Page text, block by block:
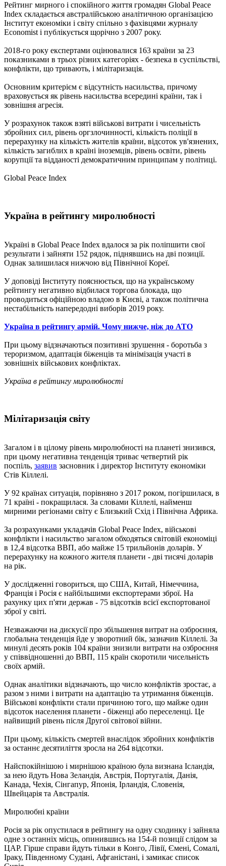
Рейтинг мирного і спокійного життя громадян Global Peace
Index складається австралійською аналітичною організацією
Інститут економіки і світу спільно з фахівцями журналу
Economist і публікується щорічно з 2007 року.
2018-го року експертами оцінювалися 163 країни за 23
показниками в трьох різних категоріях - безпека в суспільстві,
конфлікти, що тривають, і мілітаризація.
Основним критерієм є відсутність насильства, причому
враховується як рівень насильства всередині країни, так і
зовнішня агресія.
У розрахунок також взяті військові витрати і чисельність
збройних сил, рівень оргзлочинності, кількість поліції в
перерахунку на кількість жителів країни, відсоток ув'язнених,
кількість загиблих в країні іноземців, рівень освіти, рівень
корупції та відданості демократичним принципам у політиці.
Global Peace Index
Україна в рейтингу миролюбності
Україні в Global Peace Index вдалося за рік поліпшити свої
результати і зайняти 152 рядок, піднявшись на дві позиції.
Однак залишилася нижчою від Північної Кореї.
У доповіді Інституту пояснюється, що на українському
рейтингу негативно відбилася торгова блокада, що
проводиться офіційною владою в Києві, а також політична
нестабільність напередодні виборів 2019 року.
Україна в рейтингу армій. Чому нижче, ніж до АТО
При цьому відзначаються позитивні зрушення - боротьба з
тероризмом, адаптація біженців та мінімізація участі в
зовнішніх військових конфліктах.
Україна в рейтингу миролюбності
Мілітаризація світу
Загалом і в цілому рівень миролюбності на планеті знизився,
при цьому негативна тенденція триває четвертий рік
поспіль, заявив засновник і директор Інституту економіки
Стів Кіллелі.
У 92 країнах ситуація, порівняно з 2017 роком, погіршилася, в
71 країні - покращилася. За словами Кіллелі, найменш
мирними регіонами світу є Близький Схід і Північна Африка.
За розрахунками укладачів Global Peace Index, військові
конфлікти і насильство загалом обходяться світовій економіці
в 12,4 відсотка ВВП, або майже 15 трильйонів доларів. У
перерахунку на кожного жителя планети - дві тисячі доларів
на рік.
У дослідженні говориться, що США, Китай, Німеччина,
Франція і Росія є найбільшими експортерами зброї. На
рахунку цих п'яти держав - 75 відсотків всієї експортованої
зброї у світі.
Незважаючи на дискусії про збільшення витрат на озброєння,
глобальна тенденція йде у зворотний бік, зазначив Кіллелі. За
минулі десять років 104 країни знизили витрати на озброєння
у співвідношенні до ВВП, 115 країн скоротили чисельність
своїх армій.
Однак аналітики відзначають, що число конфліктів зростає, а
разом з ними і витрати на адаптацію та утримання біженців.
Військові конфлікти стали причиною того, що майже один
відсоток населення планети - біженці або переселенці. Це
найвищий рівень після Другої світової війни.
При цьому, кількість смертей внаслідок збройних конфліктів
за останнє десятиліття зросла на 264 відсотки.
Найспокійнішою і мирнішою країною була визнана Ісландія,
за нею йдуть Нова Зеландія, Австрія, Португалія, Данія,
Канада, Чехія, Сінгапур, Японія, Ірландія, Словенія,
Швейцарія та Австралія.
Миролюбні країни
Росія за рік опустилася в рейтингу на одну сходинку і зайняла
одне з останніх місць, опинившись на 154-й позиції слідом за
ЦАР. Гірше справи йдуть тільки в Конго, Лівії, Ємені, Сомалі,
Іраку, Південному Судані, Афганістані, і замикає список